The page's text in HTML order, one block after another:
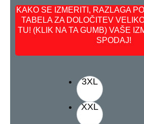
KAKO SE IZMERITI, RAZLAGA
TABELA ZA DOLOČITEV
TU! (KLIK NA TA GUMB) VAŠE
SPODAJ!
3XL
XXL